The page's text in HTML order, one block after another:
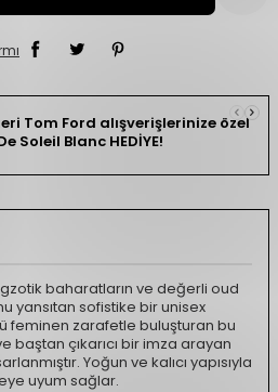
Tom Ford alışverişlerinize özel
Soleil Blanc HEDİYE!
baharatların ve değerli oud
yansıtan sofistike bir unisex
feminen zarafetle buluşturan bu
baştan çıkarıcı bir imza arayan
Yoğun ve kalıcı yapısıyla
uyum sağlar.